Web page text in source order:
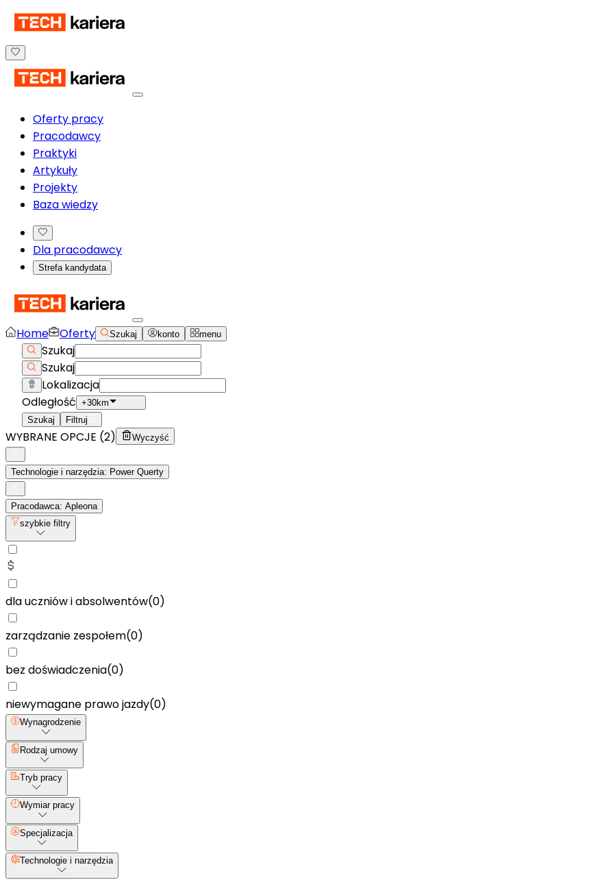
Oferty pracy
Pracodawcy
Praktyki
Artykuły
Projekty
Baza wiedzy
Dla pracodawcy
Strefa kandydata
Home Oferty Szukaj konto menu
Szukaj
Szukaj
Lokalizacja
Odległość +30km
Szukaj
Filtruj
WYBRANE OPCJE (2) Wyczyść
Technologie i narzędzia: Power Querty
Pracodawca: Apleona
szybkie filtry
dla uczniów i absolwentów(0)
zarządzanie zespołem(0)
bez doświadczenia(0)
niewymagane prawo jazdy(0)
Wynagrodzenie
Rodzaj umowy
Tryb pracy
Wymiar pracy
Specjalizacja
Technologie i narzędzia